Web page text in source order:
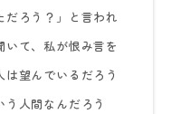
だろう？」と言われ
て、私が恨み言を
望んでいるだろう
人間なんだろう